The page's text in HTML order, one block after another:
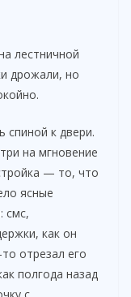
лестничной
дрожали, но
спиной к двери.
на мгновение
— то, что
ясные
смс,
как он
отрезал его
полгода назад
с